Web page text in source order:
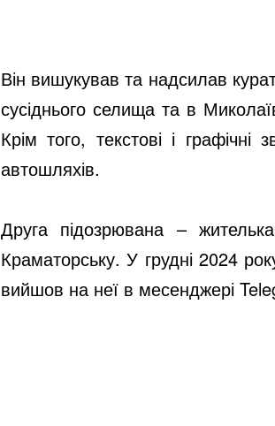
Він вишукував та надсилав
сусіднього селища та в
Крім того, текстові і графічні
автошляхів.
Друга підозрювана –
Краматорську. У грудні 2024
вийшов на неї в месенджері